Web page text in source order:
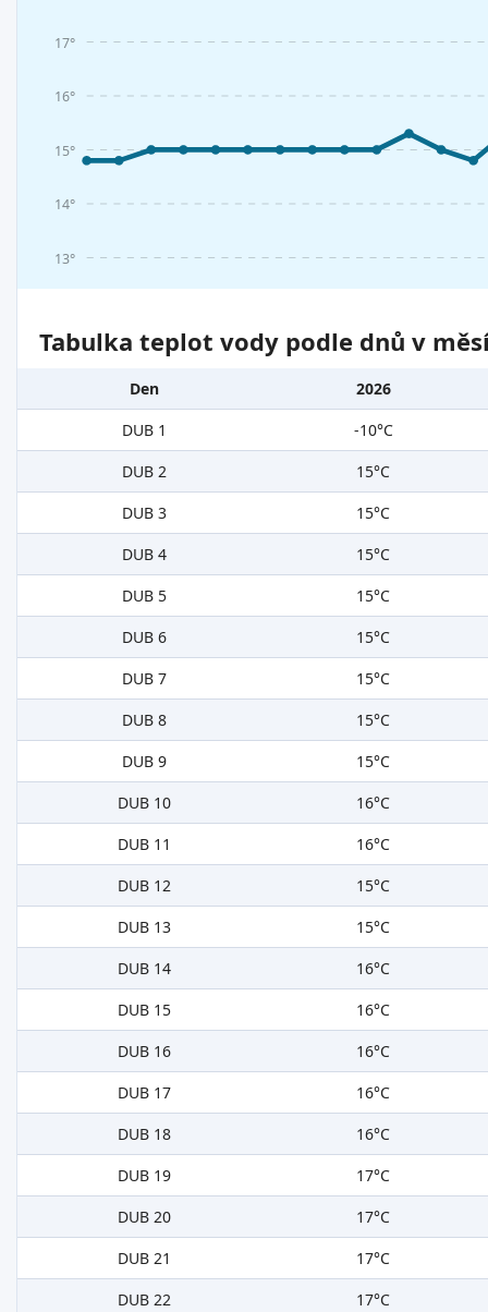
13°
14°
15°
16°
17°
Tabulka teplot vody podle dnů v
Den
2026
DUB 1
-10°C
DUB 2
15°C
DUB 3
15°C
DUB 4
15°C
DUB 5
15°C
DUB 6
15°C
DUB 7
15°C
DUB 8
15°C
DUB 9
15°C
DUB 10
16°C
DUB 11
16°C
DUB 12
15°C
DUB 13
15°C
DUB 14
16°C
DUB 15
16°C
DUB 16
16°C
DUB 17
16°C
DUB 18
16°C
DUB 19
17°C
DUB 20
17°C
DUB 21
17°C
DUB 22
17°C